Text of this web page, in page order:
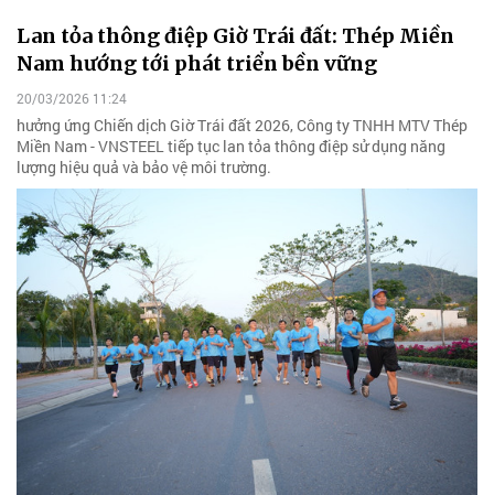
Lan tỏa thông điệp Giờ Trái đất: Thép Miền
Nam hướng tới phát triển bền vững
20/03/2026 11:24
hưởng ứng Chiến dịch Giờ Trái đất 2026, Công ty TNHH MTV Thép
Miền Nam - VNSTEEL tiếp tục lan tỏa thông điệp sử dụng năng
lượng hiệu quả và bảo vệ môi trường.